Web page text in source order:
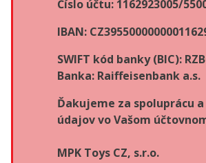
Číslo účtu: 1162923005/
IBAN:
SWIFT kód banky (BIC):
Banka: Raiffeisenbank a.s.
Ďakujeme za spoluprácu
údajov vo Vašom
MPK Toys CZ, s.r.o.